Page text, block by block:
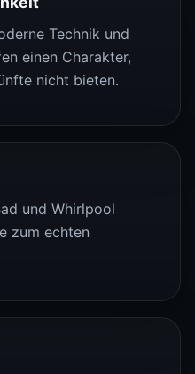
Technik und
einen Charakter,
nicht bieten.
und Whirlpool
zum echten